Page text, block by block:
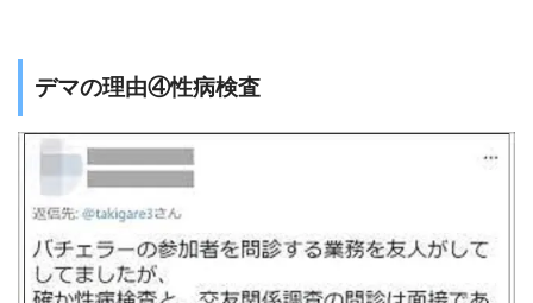
デマの理由④性病検査